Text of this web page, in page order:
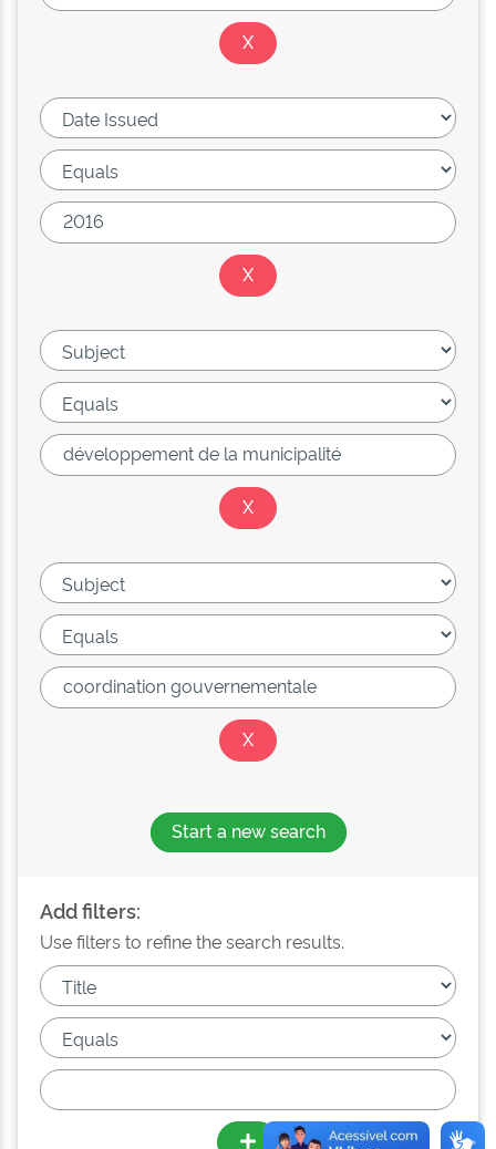
Start a new search
Add filters:
Use filters to refine the search results.